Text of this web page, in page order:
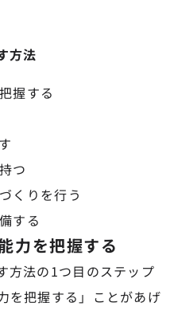
方法
握する
つ
くりを行う
する
力を把握する
方法の1つ目のステップ
を把握する」ことがあげ